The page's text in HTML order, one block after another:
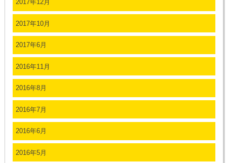
2017年12月
2017年10月
2017年6月
2016年11月
2016年8月
2016年7月
2016年6月
2016年5月